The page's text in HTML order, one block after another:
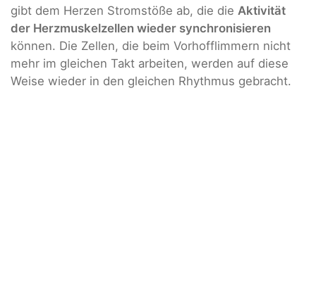
gibt dem Herzen Stromstöße ab, die die Aktivität
der Herzmuskelzellen wieder synchronisieren
können. Die Zellen, die beim Vorhofflimmern nicht
mehr im gleichen Takt arbeiten, werden auf diese
Weise wieder in den gleichen Rhythmus gebracht.